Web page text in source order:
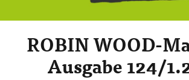
ROBIN WOOD-
Ausgabe 124/